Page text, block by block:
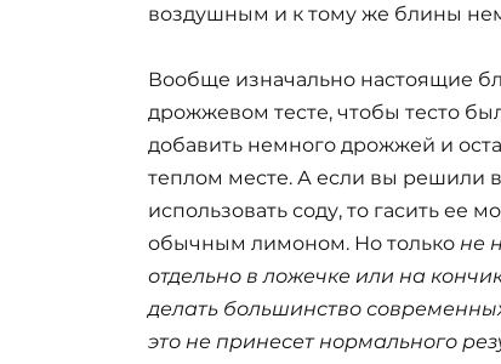
воздушным и к тому же блины
Вообще изначально настоящие
дрожжевом тесте, чтобы тесто
добавить немного дрожжей и
теплом месте. А если вы решили
использовать соду, то гасить ее
обычным лимоном. Но только не
отдельно в ложечке или на
делать большинство
это не принесет нормального